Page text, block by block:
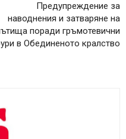
Предупреждение за
наводнения и затваряне на
поради гръмотевични
в Обединеното кралство